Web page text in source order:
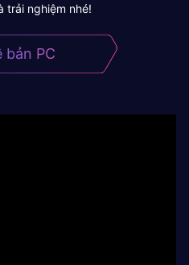
trải nghiệm nhé!
bản PC